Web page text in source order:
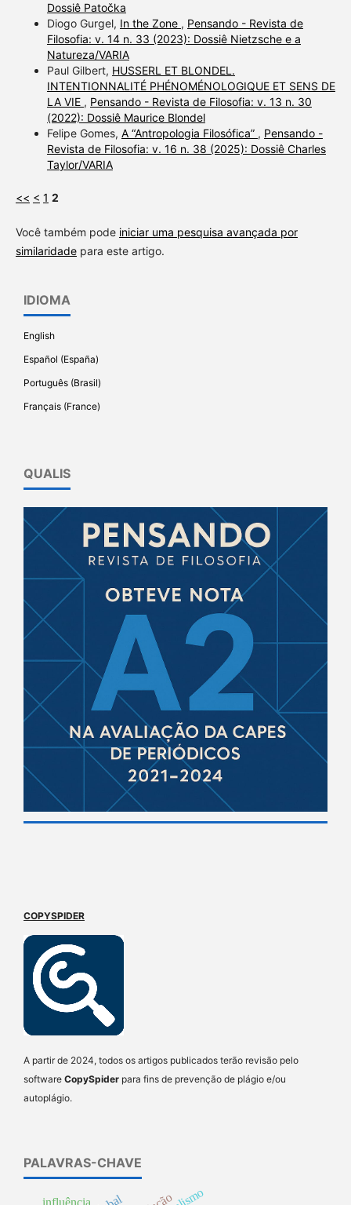
Dossiê Patočka
Diogo Gurgel, In the Zone , Pensando - Revista de
Filosofia: v. 14 n. 33 (2023): Dossiê Nietzsche e a
Natureza/VARIA
Paul Gilbert, HUSSERL ET BLONDEL.
INTENTIONNALITÉ PHÉNOMÉNOLOGIQUE ET SENS DE
LA VIE , Pensando - Revista de Filosofia: v. 13 n. 30
(2022): Dossiê Maurice Blondel
Felipe Gomes, A “Antropologia Filosófica” , Pensando -
Revista de Filosofia: v. 16 n. 38 (2025): Dossiê Charles
Taylor/VARIA
<< < 1 2
Você também pode iniciar uma pesquisa avançada por
similaridadepara este artigo.
IDIOMA
English
Español (España)
Português (Brasil)
Français (France)
QUALIS
COPYSPIDER
A partir de 2024, todos os artigos publicados terão revisão pelo
software CopySpider para fins de prevenção de plágio e/ou
autoplágio.
PALAVRAS-CHAVE